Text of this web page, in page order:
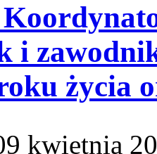
i
życia
kwietnia